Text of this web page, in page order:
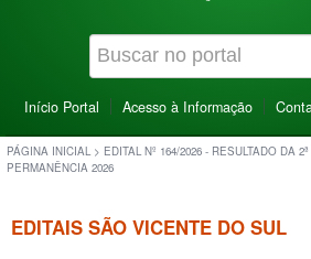
Início Portal Acesso à Informação
PÁGINA INICIAL > EDITAL Nº 164/2026 - RESULTADO DA
PERMANÊNCIA 2026
EDITAIS SÃO VICENTE DO SUL